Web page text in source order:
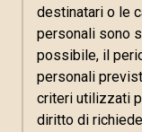
destinatari o le
personali sono
possibile, il
personali
criteri utilizzati
diritto di